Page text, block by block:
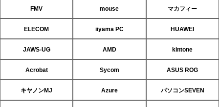
FMV mouse マカフィー
ELECOM iiyama PC HUAWEI
JAWS-UG AMD kintone
Acrobat Sycom ASUS ROG
キヤノンMJ Azure パソコンSEVEN